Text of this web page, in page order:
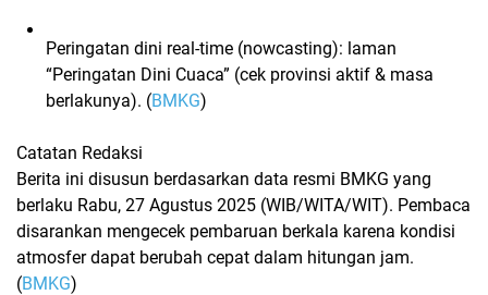
Peringatan dini real-time (nowcasting): laman
“Peringatan Dini Cuaca” (cek provinsi aktif & masa
berlakunya). (BMKG)
Catatan Redaksi
Berita ini disusun berdasarkan data resmi BMKG yang
berlaku Rabu, 27 Agustus 2025 (WIB/WITA/WIT). Pembaca
disarankan mengecek pembaruan berkala karena kondisi
atmosfer dapat berubah cepat dalam hitungan jam.
(BMKG)